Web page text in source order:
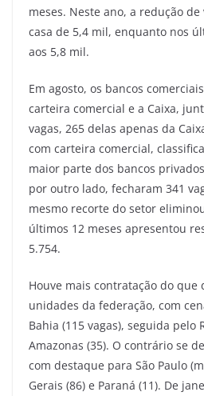
meses. Neste ano, a redução
casa de 5,4 mil, enquanto nos
aos 5,8 mil.
Em agosto, os bancos
carteira comercial e a Caixa,
vagas, 265 delas apenas da
com carteira comercial,
maior parte dos bancos
por outro lado, fecharam 341
mesmo recorte do setor
últimos 12 meses apresentou
5.754.
Houve mais contratação do que
unidades da federação, com
Bahia (115 vagas), seguida pelo
Amazonas (35). O contrário se
com destaque para São Paulo
Gerais (86) e Paraná (11). De